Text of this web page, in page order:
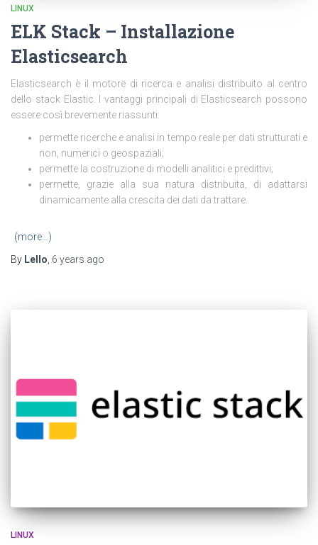
LINUX
ELK Stack – Installazione
Elasticsearch
Elasticsearch è il motore di ricerca e analisi distribuito al centro
dello stack Elastic. I vantaggi principali di Elasticsearch possono
essere così brevemente riassunti:
permette ricerche e analisi in tempo reale per dati strutturati e
non, numerici o geospaziali;
permette la costruzione di modelli analitici e predittivi;
permette, grazie alla sua natura distribuita, di adattarsi
dinamicamente alla crescita dei dati da trattare.
(more…)
By Lello 6 years ago
LINUX